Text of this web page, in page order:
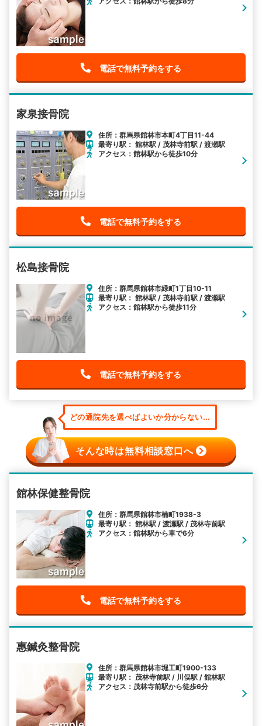
電話で無料予約をする
家泉接骨院
住所：群馬県館林市本町4丁目11-44
最寄り駅： 館林駅 / 茂林寺前駅 / 渡瀬駅
アクセス：館林駅から徒歩10分
電話で無料予約をする
松島接骨院
住所：群馬県館林市緑町1丁目10-11
最寄り駅： 館林駅 / 茂林寺前駅 / 渡瀬駅
アクセス：館林駅から徒歩11分
電話で無料予約をする
どの通院先を選べばよいか分からない...
そんな時は無料相談窓口へ
館林保健整骨院
住所：群馬県館林市楠町1938-3
最寄り駅： 館林駅 / 渡瀬駅 / 茂林寺前駅
アクセス：館林駅から車で6分
電話で無料予約をする
惠鍼灸整骨院
住所：群馬県館林市堀工町1900-133
最寄り駅： 茂林寺前駅 / 川俣駅 / 館林駅
アクセス：茂林寺前駅から徒歩6分